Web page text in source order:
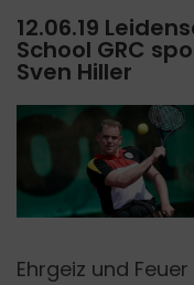
12.06.19
School GRC
Sven Hiller
Ehrgeiz und